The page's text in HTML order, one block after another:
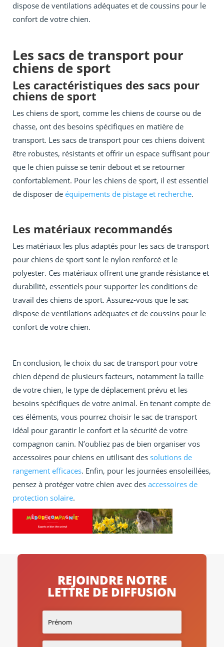
dispose de ventilations adéquates et de coussins pour le
confort de votre chien.
Les sacs de transport pour
chiens de sport
Les caractéristiques des sacs pour
chiens de sport
Les chiens de sport, comme les chiens de course ou de
chasse, ont des besoins spécifiques en matière de
transport. Les sacs de transport pour ces chiens doivent
être robustes, résistants et offrir un espace suffisant pour
que le chien puisse se tenir debout et se retourner
confortablement. Pour les chiens de sport, il est essentiel
de disposer de équipements de pistage et recherche.
Les matériaux recommandés
Les matériaux les plus adaptés pour les sacs de transport
pour chiens de sport sont le nylon renforcé et le
polyester. Ces matériaux offrent une grande résistance et
durabilité, essentiels pour supporter les conditions de
travail des chiens de sport. Assurez-vous que le sac
dispose de ventilations adéquates et de coussins pour le
confort de votre chien.
En conclusion, le choix du sac de transport pour votre
chien dépend de plusieurs facteurs, notamment la taille
de votre chien, le type de déplacement prévu et les
besoins spécifiques de votre animal. En tenant compte de
ces éléments, vous pourrez choisir le sac de transport
idéal pour garantir le confort et la sécurité de votre
compagnon canin. N’oubliez pas de bien organiser vos
accessoires pour chiens en utilisant des solutions de
rangement efficaces. Enfin, pour les journées ensoleillées,
pensez à protéger votre chien avec des accessoires de
protection solaire.
REJOINDRE NOTRE
LETTRE DE DIFFUSION